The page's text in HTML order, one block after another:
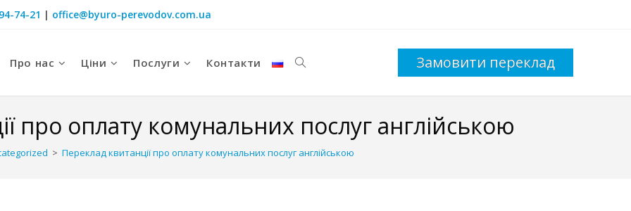
74-21 | office@byuro-perevodov.com.ua
Замовити переклад
Про нас Ціни Послуги Контакти
про оплату комунальних послуг англійською
> Переклад квитанції про оплату комунальних послуг англійською